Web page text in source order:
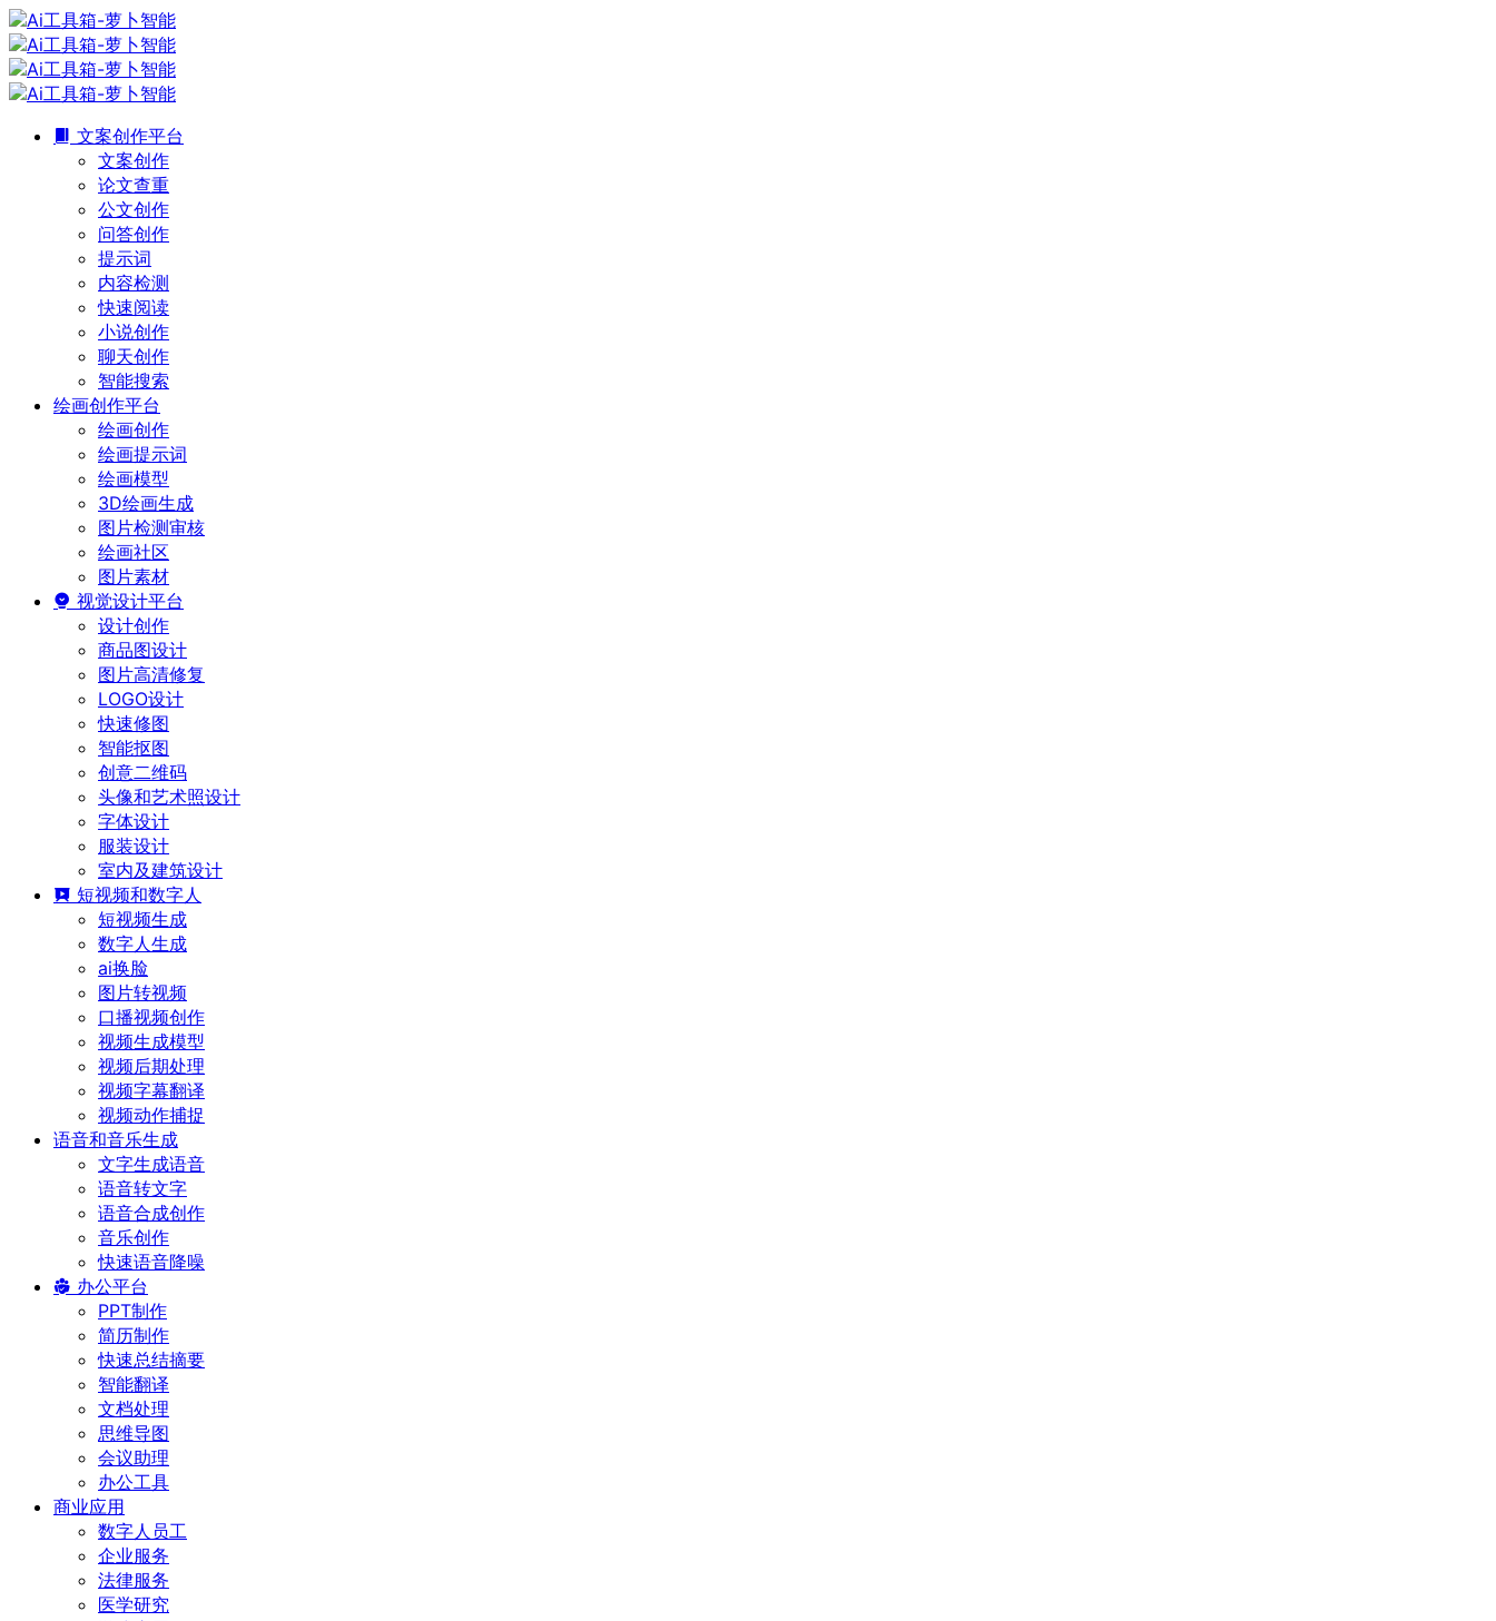
文案创作平台
文案创作
论文查重
公文创作
问答创作
提示词
内容检测
快速阅读
小说创作
聊天创作
智能搜索
绘画创作平台
绘画创作
绘画提示词
绘画模型
3D绘画生成
图片检测审核
绘画社区
图片素材
视觉设计平台
设计创作
商品图设计
图片高清修复
LOGO设计
快速修图
智能抠图
创意二维码
头像和艺术照设计
字体设计
服装设计
室内及建筑设计
短视频和数字人
短视频生成
数字人生成
ai换脸
图片转视频
口播视频创作
视频生成模型
视频后期处理
视频字幕翻译
视频动作捕捉
语音和音乐生成
文字生成语音
语音转文字
语音合成创作
音乐创作
快速语音降噪
办公平台
PPT制作
简历制作
快速总结摘要
智能翻译
文档处理
思维导图
会议助理
办公工具
商业应用
数字人员工
企业服务
法律服务
医学研究